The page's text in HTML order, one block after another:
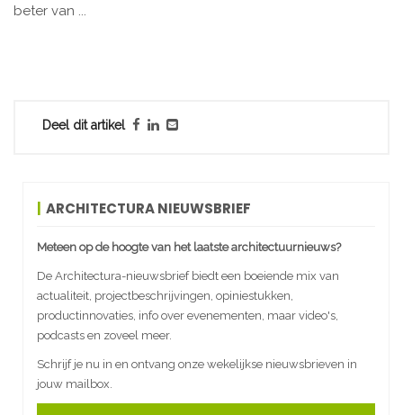
beter van ...
Deel dit artikel
ARCHITECTURA NIEUWSBRIEF
Meteen op de hoogte van het laatste architectuurnieuws?
De Architectura-nieuwsbrief biedt een boeiende mix van
actualiteit, projectbeschrijvingen, opiniestukken,
productinnovaties, info over evenementen, maar video's,
podcasts en zoveel meer.
Schrijf je nu in en ontvang onze wekelijkse nieuwsbrieven in
jouw mailbox.